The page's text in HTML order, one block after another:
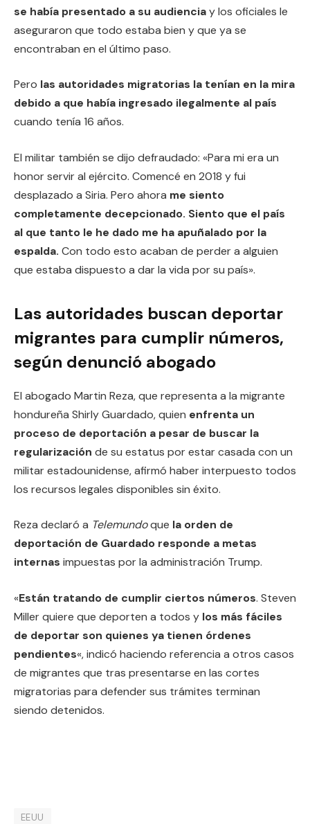
se había presentado a su audienciay los oficiales le
aseguraron que todo estaba bien y que ya se
encontraban en el último paso.
Pero las autoridades migratorias la tenían en la mira
debido a que había ingresado ilegalmente al país
cuando tenía 16 años.
El militar también se dijo defraudado: «Para mi era un
honor servir al ejército. Comencé en 2018 y fui
desplazado a Siria. Pero ahora me siento
completamente decepcionado. Siento que el país
al que tanto le he dado me ha apuñalado por la
espalda. Con todo esto acaban de perder a alguien
que estaba dispuesto a dar la vida por su país».
Las autoridades buscan deportar
migrantes para cumplir números,
según denunció abogado
El abogado Martin Reza, que representa a la migrante
hondureña Shirly Guardado, quien enfrenta un
proceso de deportación a pesar de buscar la
regularización de su estatus por estar casada con un
militarestadounidense, afirmó haber interpuesto todos
los recursos legales disponibles sin éxito.
Reza declaró a Telemundoque la orden de
deportación de Guardado responde a metas
internas impuestas por la administración Trump.
«Están tratando de cumplir ciertos números. Steven
Miller quiere que deporten a todos y los más fáciles
de deportar son quienes ya tienen órdenes
pendientes«, indicó haciendo referencia a otros casos
de migrantes que tras presentarse en las cortes
migratorias para defender sus trámites terminan
siendo detenidos.
EEUU